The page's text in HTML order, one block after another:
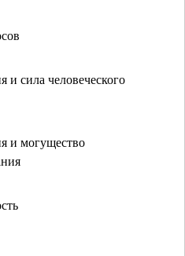
и сила человеческого
и могущество